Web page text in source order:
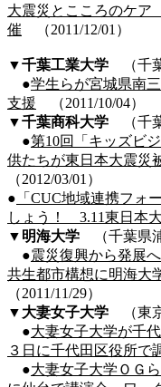
大震災とこころのケ
催 （2011/12/01）
▼千葉工業大学 （千
●学生らが宮城県南
支援 （2011/10/04）
▼千葉商科大学 （千
●第10回「キッズビ
供たちが東日本大震災
（2012/03/01）
● 「CUC地域連携フォ
しょう！ 3.11東日本
▼ 明海大学
（千葉県
●震災復興から発展
共生都市構想に明海大
（2011/11/29）
▼ 大妻女子大学 （東
●大妻女子大学が千
３日に千代田区役所で
●大妻女子大学ＯＧ